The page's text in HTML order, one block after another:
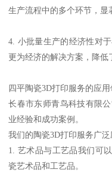
生产流程中的多个环节，显
4. 小批量生产的经济性对
更为经济的解决方案，降低
四平陶瓷3D打印服务的应
长春市东师青鸟科技有限
业经验和成功案例。
我们的陶瓷3D打印服务广泛
1. 艺术品与工艺品我们可
瓷艺术品和工艺品。